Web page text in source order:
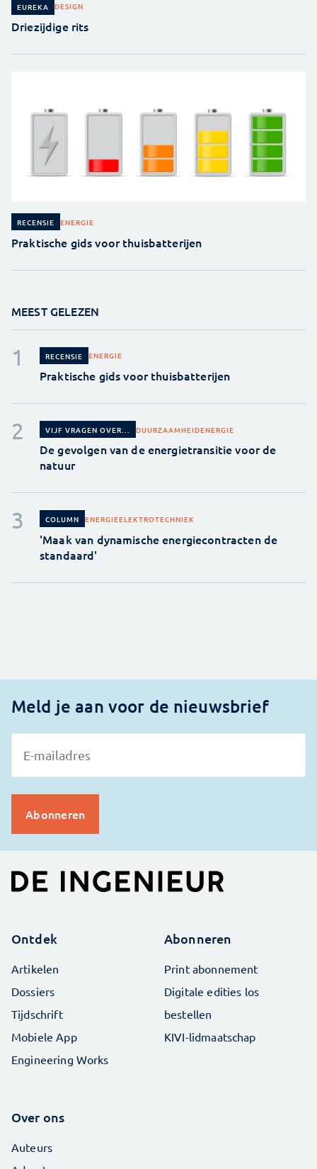
EUREKA DESIGN
Driezijdige rits
RECENSIE ENERGIE
Praktische gids voor thuisbatterijen
MEEST GELEZEN
RECENSIE ENERGIE
Praktische gids voor thuisbatterijen
VIJF VRAGEN OVER... DUURZAAMHEIDENERGIE
De gevolgen van de energietransitie voor de
natuur
COLUMN ENERGIEELEKTROTECHNIEK
'Maak van dynamische energiecontracten de
standaard'
Meld je aan voor de nieuwsbrief
Ontdek
Artikelen
Dossiers
Tijdschrift
Mobiele App
Engineering Works
Abonneren
Print abonnement
Digitale edities los
bestellen
KIVI-lidmaatschap
Over ons
Auteurs